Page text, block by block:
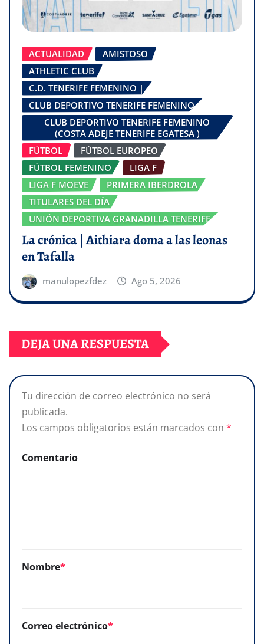
ACTUALIDAD
AMISTOSO
ATHLETIC CLUB
C.D. TENERIFE FEMENINO |
CLUB DEPORTIVO TENERIFE FEMENINO
CLUB DEPORTIVO TENERIFE FEMENINO
(COSTA ADEJE TENERIFE EGATESA )
FÚTBOL
FÚTBOL EUROPEO
FÚTBOL FEMENINO
LIGA F
LIGA F MOEVE
PRIMERA IBERDROLA
TITULARES DEL DÍA
UNIÓN DEPORTIVA GRANADILLA TENERIFE
La crónica | Aithiara doma a las leonas
en Tafalla
manulopezfdez Ago 5, 2026
DEJA UNA RESPUESTA
Tu dirección de correo electrónico no será
publicada.
Los campos obligatorios están marcados con *
Comentario
Nombre*
Correo electrónico*